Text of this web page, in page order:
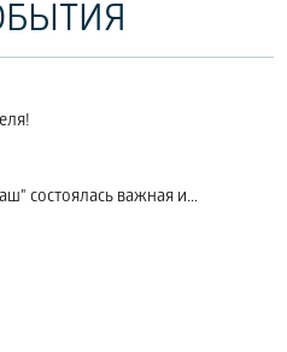
состоялась важная и...